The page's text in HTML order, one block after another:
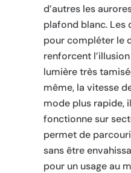
d’autres les
plafond blanc. Les
pour compléter le
renforcent
lumière très
même, la vitesse
mode plus rapide,
fonctionne sur
permet de
sans être
pour un usage au